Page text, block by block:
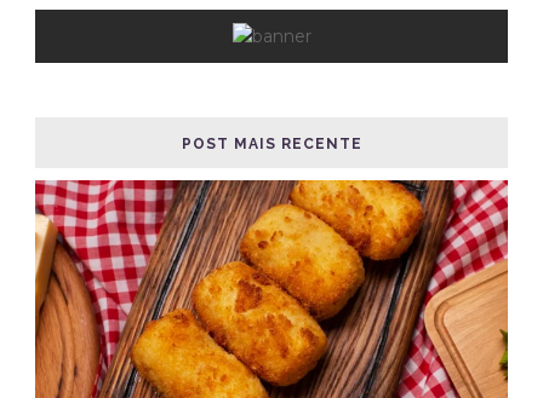
POST MAIS RECENTE